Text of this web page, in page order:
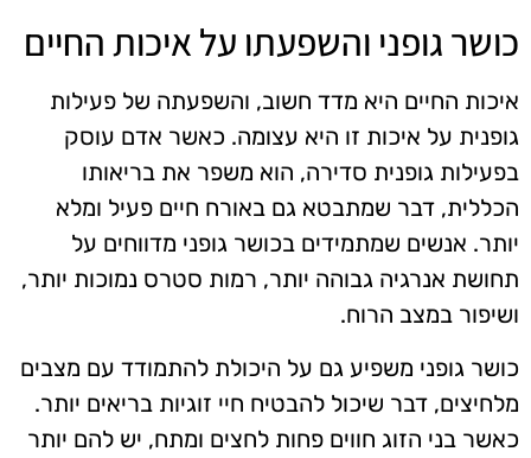
כושר גופני והשפעתו על איכות החיים
איכות החיים היא מדד חשוב, והשפעתה של פעילות
גופנית על איכות זו היא עצומה. כאשר אדם עוסק
בפעילות גופנית סדירה, הוא משפר את בריאותו
הכללית, דבר שמתבטא גם באורח חיים פעיל ומלא
יותר. אנשים שמתמידים בכושר גופני מדווחים על
תחושת אנרגיה גבוהה יותר, רמות סטרס נמוכות יותר,
ושיפור במצב הרוח.
כושר גופני משפיע גם על היכולת להתמודד עם מצבים
מלחיצים, דבר שיכול להבטיח חיי זוגיות בריאים יותר.
כאשר בני הזוג חווים פחות לחצים ומתח, יש להם יותר